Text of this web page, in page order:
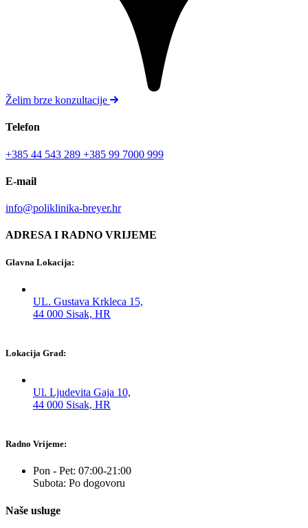
Želim brze konzultacije
Telefon
+385 44 543 289 +385 99 7000 999
E-mail
info@poliklinika-breyer.hr
ADRESA I RADNO VRIJEME
Glavna Lokacija:
UL. Gustava Krkleca 15,
44 000 Sisak, HR
Lokacija Grad:
Ul. Ljudevita Gaja 10,
44 000 Sisak, HR
Radno Vrijeme:
Pon - Pet: 07:00-21:00
Subota: Po dogovoru
Naše usluge